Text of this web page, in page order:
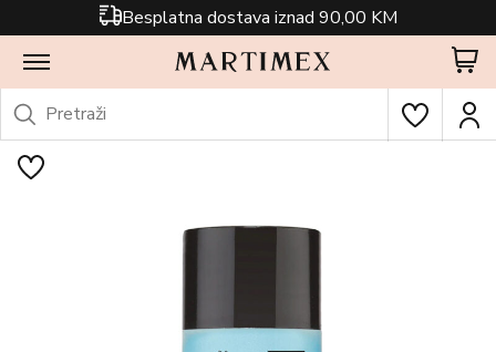
Besplatna dostava iznad 90,00 KM